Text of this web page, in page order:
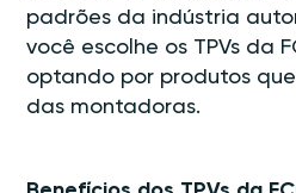
padrões da indústria
você escolhe os TPVs da
optando por produtos
das montadoras.